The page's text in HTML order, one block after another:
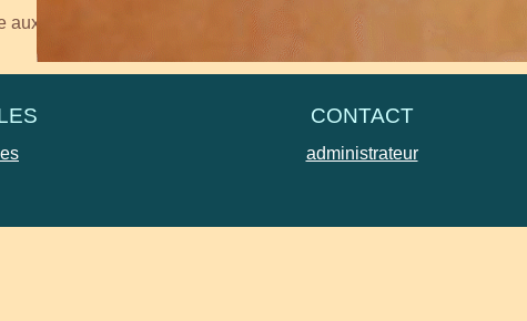
demandes d'assistance technique.
CONTACT
administrateur